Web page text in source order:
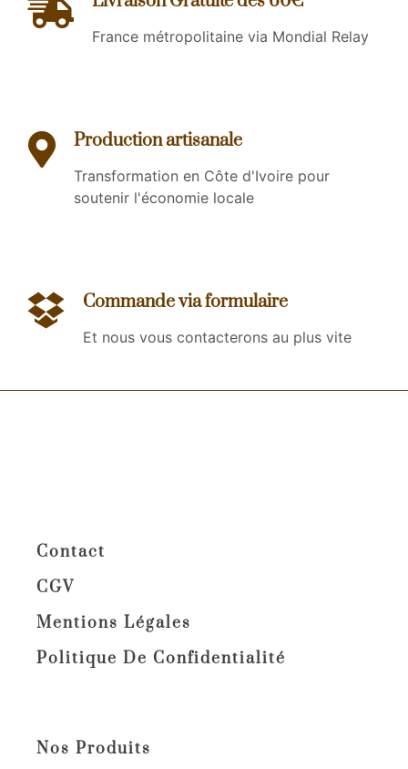
France métropolitaine via Mondial Relay
Production artisanale
Transformation en Côte d'Ivoire pour
soutenir l'économie locale
Commande via formulaire
Et nous vous contacterons au plus vite
Contact
CGV
Mentions Légales
Politique De Confidentialité
Nos Produits